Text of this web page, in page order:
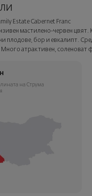
офисите на Спиди в цялата
със стил
луксозна подаръчна
тази опция в следващата
Estate Cabernet Franc
мастилено-червен цвят.
плодове, бор и евкалипт.
атрактивен, соленоват
на Струма